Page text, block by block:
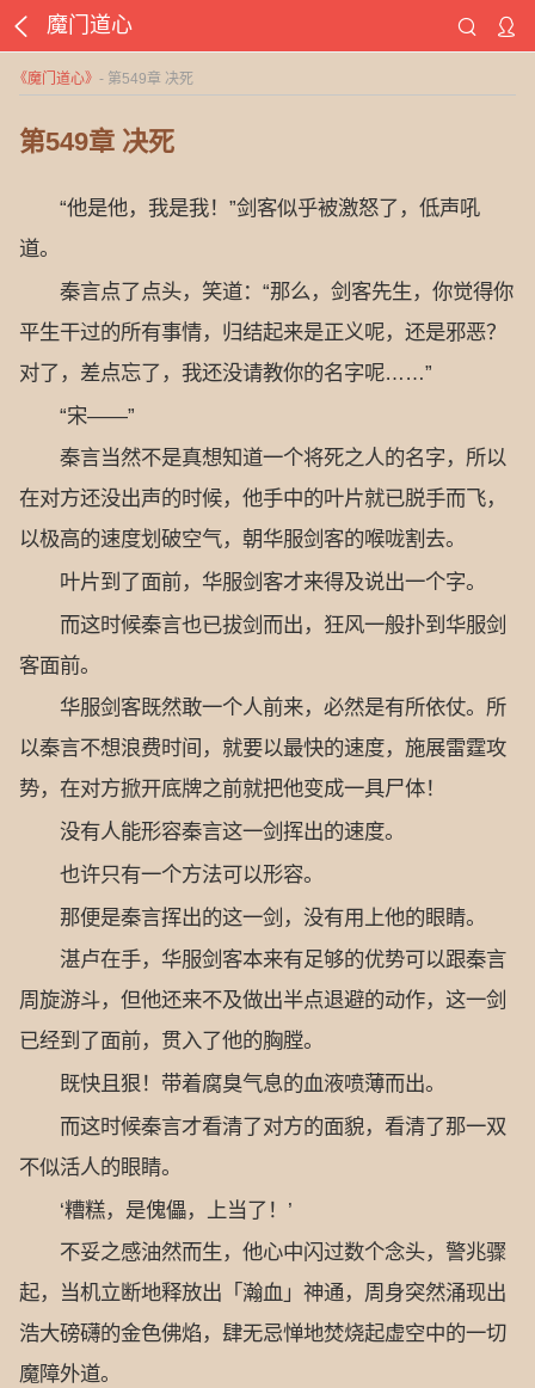
魔门道心
《魔门道心》 - 第549章 决死
第549章 决死
“他是他，我是我！”剑客似乎被激怒了，低声吼
道。
秦言点了点头，笑道：“那么，剑客先生，你觉得你
平生干过的所有事情，归结起来是正义呢，还是邪恶？
对了，差点忘了，我还没请教你的名字呢……”
“宋——”
秦言当然不是真想知道一个将死之人的名字，所以
在对方还没出声的时候，他手中的叶片就已脱手而飞，
以极高的速度划破空气，朝华服剑客的喉咙割去。
叶片到了面前，华服剑客才来得及说出一个字。
而这时候秦言也已拔剑而出，狂风一般扑到华服剑
客面前。
华服剑客既然敢一个人前来，必然是有所依仗。所
以秦言不想浪费时间，就要以最快的速度，施展雷霆攻
势，在对方掀开底牌之前就把他变成一具尸体！
没有人能形容秦言这一剑挥出的速度。
也许只有一个方法可以形容。
那便是秦言挥出的这一剑，没有用上他的眼睛。
湛卢在手，华服剑客本来有足够的优势可以跟秦言
周旋游斗，但他还来不及做出半点退避的动作，这一剑
已经到了面前，贯入了他的胸膛。
既快且狠！带着腐臭气息的血液喷薄而出。
而这时候秦言才看清了对方的面貌，看清了那一双
不似活人的眼睛。
‘糟糕，是傀儡，上当了！’
不妥之感油然而生，他心中闪过数个念头，警兆骤
起，当机立断地释放出「瀚血」神通，周身突然涌现出
浩大磅礴的金色佛焰，肆无忌惮地焚烧起虚空中的一切
魔障外道。